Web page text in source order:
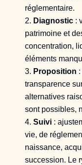
réglementaire.
Diagnostic :
patrimoine et
concentration,
éléments
Proposition
transparence
alternatives
sont possibles,
Suivi :
vie, de
naissance,
succession. Le